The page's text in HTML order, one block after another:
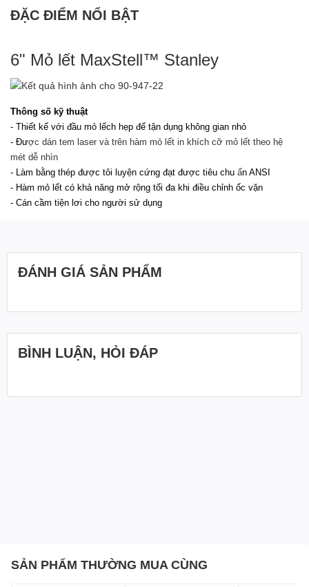
ĐẶC ĐIỂM NỔI BẬT
6" Mỏ lết MaxStell™ Stanley
Thông số kỹ thuật
- Thiết kế với đầu mỏ lếch hẹp để tận dụng không gian nhỏ
- Được dán tem laser và trên hàm mỏ lết in khích cỡ mỏ lết theo hệ
mét dễ nhìn
- Làm bằng thép được tôi luyện cứng đạt được tiêu chu ẩn ANSI
- Hàm mỏ lết có khả năng mở rộng tối đa khi điều chỉnh ốc vặn
- Cán cầm tiện lơi cho người sử dụng
ĐÁNH GIÁ SẢN PHẨM
BÌNH LUẬN, HỎI ĐÁP
SẢN PHẨM THƯỜNG MUA CÙNG